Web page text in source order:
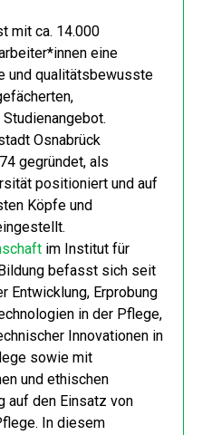
mit ca. 14.000
eine
und qualitätsbewusste
Osnabrück
gegründet, als
positioniert und auf
Köpfe und
im Institut für
befasst sich seit
Entwicklung, Erprobung
in der Pflege,
Innovationen in
sowie mit
und ethischen
auf den Einsatz von
In diesem